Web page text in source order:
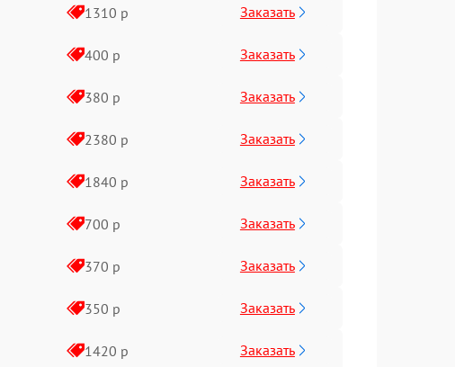
1310 р Заказать
400 р Заказать
380 р Заказать
2380 р Заказать
1840 р Заказать
700 р Заказать
370 р Заказать
350 р Заказать
1420 р Заказать